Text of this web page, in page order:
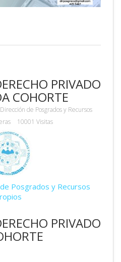
PRIVADO
COHORTE
Dirección de Posgrados y Recursos
10001 Visitas
Posgrados y Recursos
PRIVADO